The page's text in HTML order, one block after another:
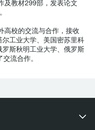
及教材299部，发表论文
校的交流与合作，接收
工业大学、美国密苏里科
斯秋明工业大学、俄罗斯
流合作。